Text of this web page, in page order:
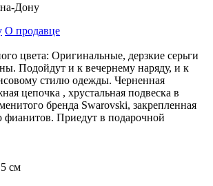
Дону
О продавце
цвета: Оригинальные, дерзкие серьги
Подойдут и к вечернему наряду, и к
стилю одежды. Черненная
цепочка , хрустальная подвеска в
бренда Swarovski, закрепленная
Приедут в подарочной
см